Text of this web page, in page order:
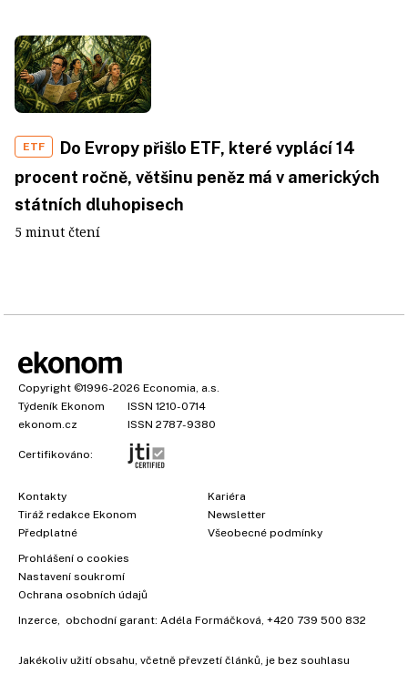
ETF
Do Evropy přišlo ETF, které vyplácí 14
procent ročně, většinu peněz má v amerických
státních dluhopisech
5 minut čtení
Copyright ©1996-2026 Economia, a.s.
Týdeník Ekonom
ISSN 1210-0714
ekonom.cz
ISSN 2787-9380
Certifikováno:
Kontakty
Tiráž redakce Ekonom
Předplatné
Kariéra
Newsletter
Všeobecné podmínky
Prohlášení o cookies
Nastavení soukromí
Ochrana osobních údajů
Inzerce , obchodní garant: Adéla Formáčková +420 739 500 832
Jakékoliv užití obsahu, včetně převzetí článků, je bez souhlasu